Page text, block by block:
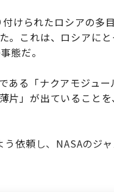
けられたロシアの多
。これは、ロシアにと
態だ。
ある「ナクアモジュー
片」が出ていること
依頼し、NASAのジャ